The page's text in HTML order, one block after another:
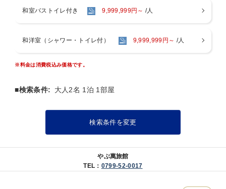
「鳴門鯛」は姿造りにて、
「伊勢海老」は伊勢海老具足煮にて、
そして！
*** *** *** *** *** *** *** *** *** *** *** ***
■お品書き■
・食前酒 梅酒
・お造り 天然鳴門鯛姿造り 他三種盛り
和室バストイレ付き 9,999,999円～ /人
和洋室（シャワー・トイレ付） 9,999,999円～ /人
※料金は消費税込み価格です。
■検索条件: 大人2名 1泊 1部屋
検索条件を変更
やぶ萬旅館
TEL： 0799-52-0017